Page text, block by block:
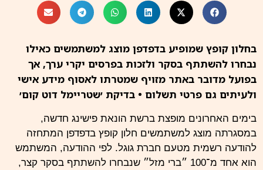
בחלון קופץ שמופיע בדפדפן מוצג למשתמשים כאילו
נבחרו להשתתף בסקר ולזכות בפרסים יקרי ערך, אך
בפועל מדובר באתר מזויף שמטרתו לאסוף מידע אישי
ולעיתים גם פרטי תשלום • בדיקת ׳שטריימל דוט קום׳
בימים האחרונים מופצת ברשת הונאת פישינג חדשה,
במסגרתה מוצג למשתמשים חלון קופץ בדפדפן המתחזה
להודעה רשמית מטעם חברת גוגל. לפי ההודעה, המשתמש
הוא אחד מ־100 ״ברי מזל״ שנבחרו להשתתף בסקר קצר,